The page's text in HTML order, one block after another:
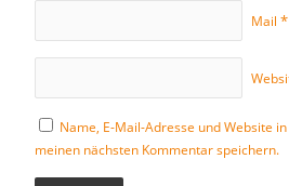
Mail *
Name, E-Mail-Adresse und Website
meinen nächsten Kommentar speichern.